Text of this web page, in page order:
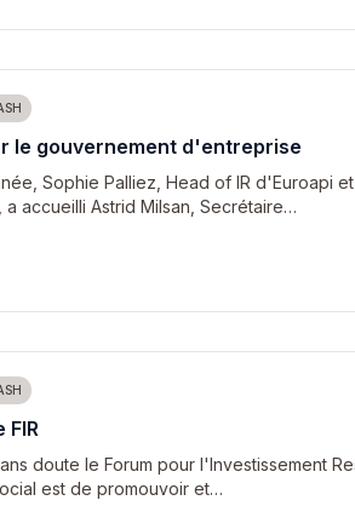
le gouvernement d'entreprise
Sophie Palliez, Head of IR d'Euroapi
accueilli Astrid Milsan, Secrétaire…
FIR
doute le Forum pour l'Investissement
est de promouvoir et…